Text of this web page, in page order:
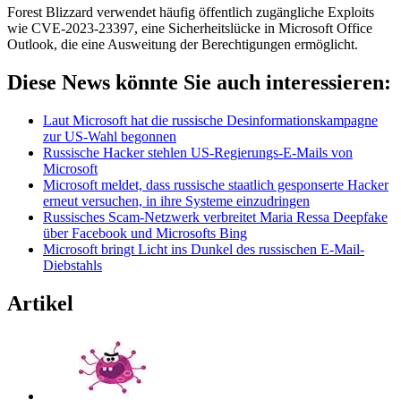
Forest Blizzard verwendet häufig öffentlich zugängliche Exploits
wie CVE-2023-23397, eine Sicherheitslücke in Microsoft Office
Outlook, die eine Ausweitung der Berechtigungen ermöglicht.
Diese News könnte Sie auch interessieren:
Laut Microsoft hat die russische Desinformationskampagne
zur US-Wahl begonnen
Russische Hacker stehlen US-Regierungs-E-Mails von
Microsoft
Microsoft meldet, dass russische staatlich gesponserte Hacker
erneut versuchen, in ihre Systeme einzudringen
Russisches Scam-Netzwerk verbreitet Maria Ressa Deepfake
über Facebook und Microsofts Bing
Microsoft bringt Licht ins Dunkel des russischen E-Mail-
Diebstahls
Artikel